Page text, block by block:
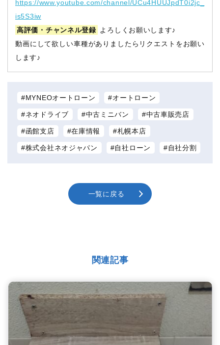
https://www.youtube.com/channel/UCu4HUUJpdT0i2jc_
is5S3iw
高評価・チャンネル登録
よろしくお願いします♪
動画にして欲しい車種がありましたらリクエストをお願い
します♪
MYNEOオートローン オートローン
ネオドライブ 中古ミニバン 中古車販売店
函館支店 在庫情報 札幌本店
株式会社ネオジャパン 自社ローン 自社分割
一覧に戻る
関連記事